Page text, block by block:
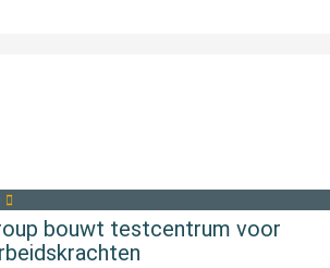
bouwt testcentrum voor